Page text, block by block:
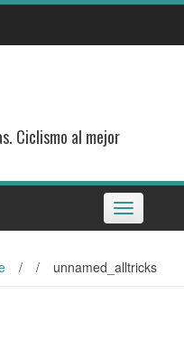
Ciclismo al mejor
Toggle
navigation
/ / unnamed_alltricks